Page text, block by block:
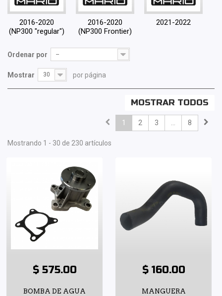
2016-2020
(NP300 "regular")
2016-2020
(NP300 Frontier)
2021-2022
Ordenar por --
Mostrar 30 por página
MOSTRAR TODOS
1 2 3 ... 8
Mostrando 1 - 30 de 230 artículos
$ 575.00
BOMBA DE AGUA
$ 160.00
MANGUERA